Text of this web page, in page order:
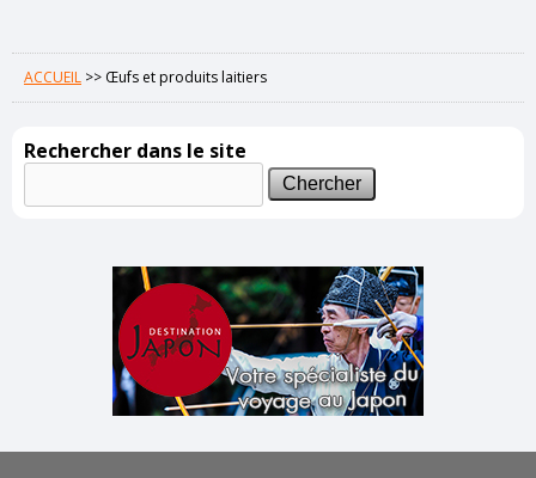
ACCUEIL >> Œufs et produits laitiers
Rechercher dans le site